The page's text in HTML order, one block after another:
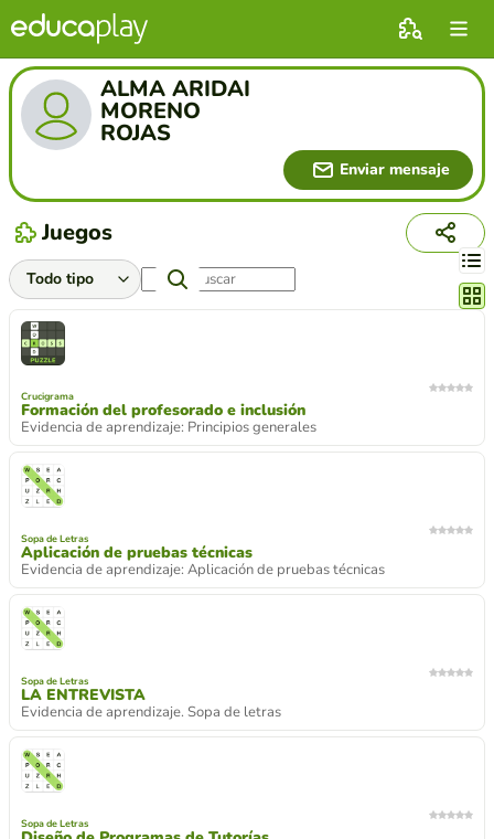
ALMA ARIDAI
MORENO
ROJAS
Enviar mensaje
Juegos
Crucigrama
Formación del profesorado e inclusión
Evidencia de aprendizaje: Principios generales
Sopa de Letras
Aplicación de pruebas técnicas
Evidencia de aprendizaje: Aplicación de pruebas técnicas
Sopa de Letras
LA ENTREVISTA
Evidencia de aprendizaje. Sopa de letras
Sopa de Letras